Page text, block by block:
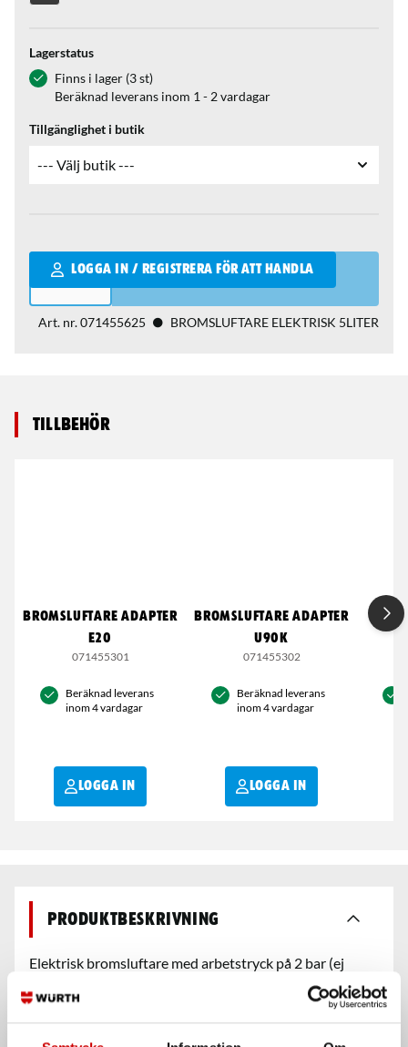
Lagerstatus
Finns i lager (3 st)
Beräknad leverans inom 1 - 2 vardagar
Tillgänglighet i butik
LOGGA IN / REGISTRERA FÖR ATT HANDLA
Qantity
Art. nr.071455625 BROMSLUFTARE ELEKTRISK 5LITER
Tillbehör
BROMSLUFTARE ADAPTER
E20
071455301
Beräknad leverans
inom 4 vardagar
LOGGA IN
BROMSLUFTARE ADAPTER
U90K
071455302
Beräknad leverans
inom 4 vardagar
LOGGA IN
Produktbeskrivning
Elektrisk bromsluftare med arbetstryck på 2 bar (ej
justerbar) och klarar upp till 5 liter. Levereras med 1 st
lock till bromsvätskebehållare av Europastandard, d.v.s.
passar till en mycket stor del av fordon producerade i